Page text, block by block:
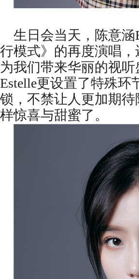
生日会当天，陈意涵
行模式》的再度演唱
为我们带来华丽的视
Estelle更设置了特殊
锁，不禁让人更加期
样惊喜与甜蜜了。